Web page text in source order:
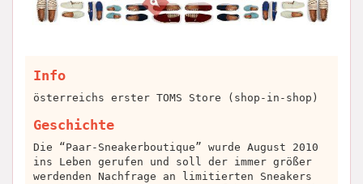
Info
österreichs erster TOMS Store (shop-in-shop)
Geschichte
Die “Paar-Sneakerboutique” wurde August 2010
ins Leben gerufen und soll der immer größer
werdenden Nachfrage an limitierten Sneakers